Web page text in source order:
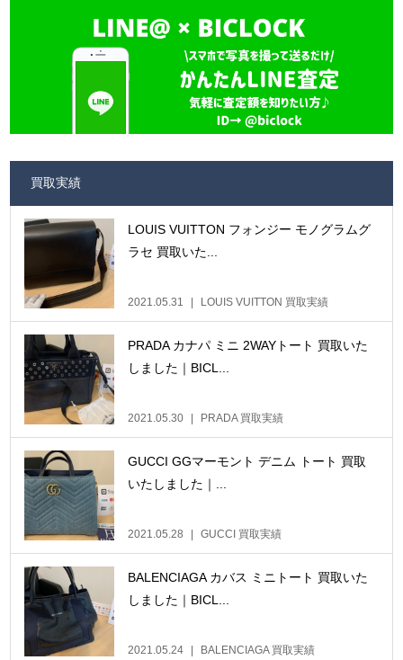
買取実績
LOUIS VUITTON フォンジー モノグラムグ
ラセ 買取いた...
2021.05.31 LOUIS VUITTON 買取実績
PRADA カナパ ミニ 2WAYトート 買取いた
しました｜BICL...
2021.05.30 PRADA 買取実績
GUCCI GGマーモント デニム トート 買取
いたしました｜...
2021.05.28 GUCCI 買取実績
BALENCIAGA カバス ミニトート 買取いた
しました｜BICL...
2021.05.24 BALENCIAGA 買取実績